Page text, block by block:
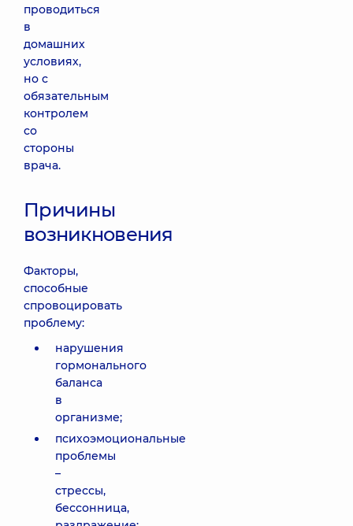
проводиться
в
домашних
условиях,
но с
обязательным
контролем
со
стороны
врача.
Причины
возникновения
Факторы,
способные
спровоцировать
проблему:
нарушения
гормонального
баланса
в
организме;
психоэмоциональные
проблемы
–
стрессы,
бессонница,